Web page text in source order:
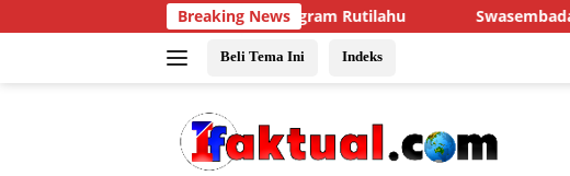
ke
Breaking News
Layak melalui Program Rutilahu Swasembada pangan Nasional
Beli Tema Ini Indeks